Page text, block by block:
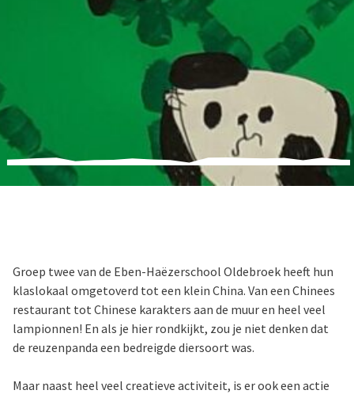
Groep twee van de Eben-Haëzerschool Oldebroek heeft hun
klaslokaal omgetoverd tot een klein China. Van een Chinees
restaurant tot Chinese karakters aan de muur en heel veel
lampionnen! En als je hier rondkijkt, zou je niet denken dat
de reuzenpanda een bedreigde diersoort was.
Maar naast heel veel creatieve activiteit, is er ook een actie